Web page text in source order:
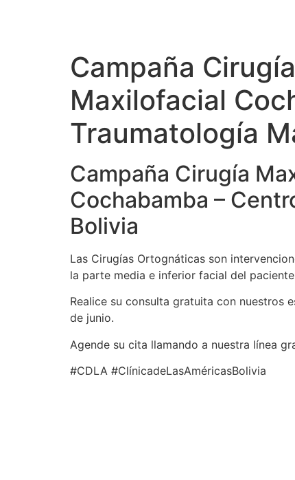
Campaña
Maxilofacial
Traumatología
Campaña Cirugía
Cochabamba –
Bolivia
Las Cirugías Ortognáticas son
la parte media e inferior facial del
Realice su consulta gratuita con nuestros
de junio.
Agende su cita llamando a nuestra línea
#CDLA #ClínicadeLasAméricasBolivia